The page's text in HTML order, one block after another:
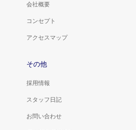
会社概要
コンセプト
アクセスマップ
その他
採用情報
スタッフ日記
お問い合わせ